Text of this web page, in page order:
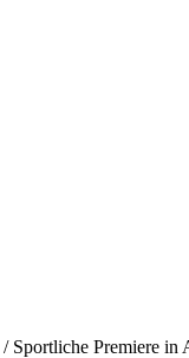
/ Sportliche Premiere in